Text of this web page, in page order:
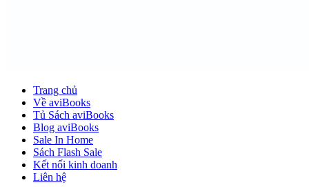
Trang chủ
Về aviBooks
Tủ Sách aviBooks
Blog aviBooks
Sale In Home
Sách Flash Sale
Kết nối kinh doanh
Liên hệ